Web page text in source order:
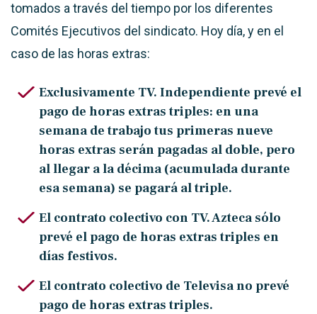
tomados a través del tiempo por los diferentes
Comités Ejecutivos del sindicato. Hoy día, y en el
caso de las horas extras:
Exclusivamente TV. Independiente prevé el
pago de horas extras triples: en una
semana de trabajo tus primeras nueve
horas extras serán pagadas al doble, pero
al llegar a la décima (acumulada durante
esa semana) se pagará al triple.
El contrato colectivo con TV. Azteca sólo
prevé el pago de horas extras triples en
días festivos.
El contrato colectivo de Televisa no prevé
pago de horas extras triples.